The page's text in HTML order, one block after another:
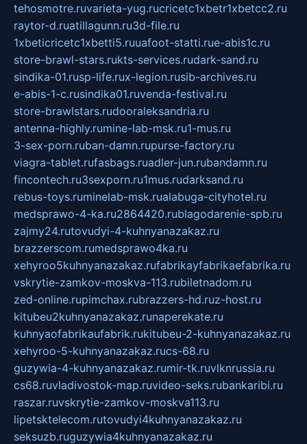
tehosmotre.ruvarieta-yug.rucricetc1xbetr1xbetcc2.ru
raytor-d.ruatillagunn.ru3d-file.ru
1xbeticricetc1xbetti5.ruuafoot-statti.rue-abis1c.ru
store-brawl-stars.rukts-services.rudark-sand.ru
sindika-01.rusp-life.rux-legion.rusib-archives.ru
e-abis-1-c.rusindika01.ruvenda-festival.ru
store-brawlstars.rudooraleksandria.ru
antenna-highly.rumine-lab-msk.ru1-mus.ru
3-sex-porn.ruban-damn.rupurse-factory.ru
viagra-tablet.rufasbags.ruadler-jun.rubandamn.ru
fincontech.ru3sexporn.ru1mus.rudarksand.ru
rebus-toys.ruminelab-msk.rualabuga-cityhotel.ru
medsprawo-4-ka.ru2864420.rublagodarenie-spb.ru
zajmy24.rutovudyi-4-kuhnyanazakaz.ru
brazzerscom.rumedsprawo4ka.ru
xehyroo5kuhnyanazakaz.rufabrikayfabrikaefabrika.ru
vskrytie-zamkov-moskva-113.rubiletnadom.ru
zed-online.rupimchax.rubrazzers-hd.ruz-host.ru
kitubeu2kuhnyanazakaz.runaperekate.ru
kuhnyaofabrikaufabrik.rukitubeu-2-kuhnyanazakaz.ru
xehyroo-5-kuhnyanazakaz.rucs-68.ru
guzywia-4-kuhnyanazakaz.rumir-tk.ruvlknrussia.ru
cs68.ruvladivostok-map.ruvideo-seks.rubankaribi.ru
raszar.ruvskrytie-zamkov-moskva113.ru
lipetsktelecom.rutovudyi4kuhnyanazakaz.ru
seksuzb.ruguzywia4kuhnyanazakaz.ru